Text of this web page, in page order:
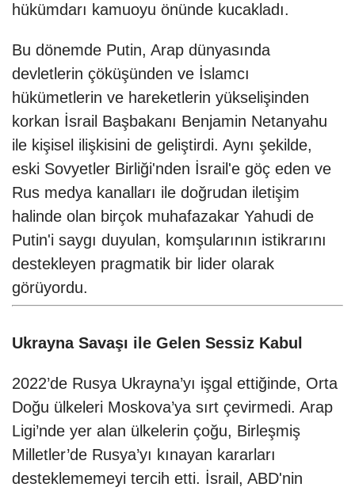
hükümdarı kamuoyu önünde kucakladı.
Bu dönemde Putin, Arap dünyasında
devletlerin çöküşünden ve İslamcı
hükümetlerin ve hareketlerin yükselişinden
korkan İsrail Başbakanı Benjamin Netanyahu
ile kişisel ilişkisini de geliştirdi. Aynı şekilde,
eski Sovyetler Birliği'nden İsrail'e göç eden ve
Rus medya kanalları ile doğrudan iletişim
halinde olan birçok muhafazakar Yahudi de
Putin'i saygı duyulan, komşularının istikrarını
destekleyen pragmatik bir lider olarak
görüyordu.
Ukrayna Savaşı ile Gelen Sessiz Kabul
2022’de Rusya Ukrayna’yı işgal ettiğinde, Orta
Doğu ülkeleri Moskova’ya sırt çevirmedi. Arap
Ligi’nde yer alan ülkelerin çoğu, Birleşmiş
Milletler’de Rusya’yı kınayan kararları
desteklememeyi tercih etti. İsrail, ABD'nin